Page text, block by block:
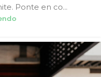
Ponte en co...